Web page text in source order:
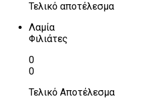
Τελικό αποτέλεσμα
Λαμία
Φιλιάτες
0
0
Τελικό Αποτέλεσμα